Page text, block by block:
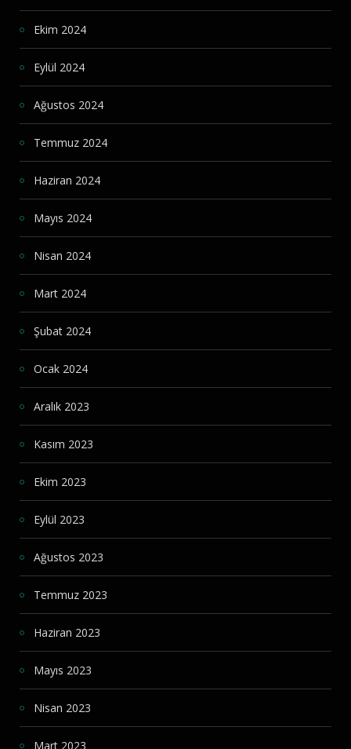
Ekim 2024
Eylül 2024
Ağustos 2024
Temmuz 2024
Haziran 2024
Mayıs 2024
Nisan 2024
Mart 2024
Şubat 2024
Ocak 2024
Aralık 2023
Kasım 2023
Ekim 2023
Eylül 2023
Ağustos 2023
Temmuz 2023
Haziran 2023
Mayıs 2023
Nisan 2023
Mart 2023